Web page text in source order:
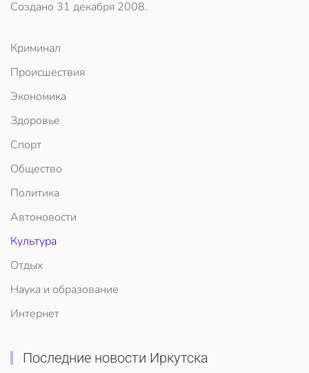
Создано 31 декабря 2008.
Криминал
Происшествия
Экономика
Здоровье
Спорт
Общество
Политика
Автоновости
Культура
Отдых
Наука и образование
Интернет
Последние новости Иркутска